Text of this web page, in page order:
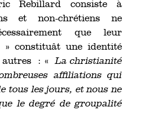
Rebillard consiste à
et non-chrétiens ne
que leur
» constituât une identité
autres : «La christianité
affiliations qui
tous les jours, et nous ne
le degré de groupalité